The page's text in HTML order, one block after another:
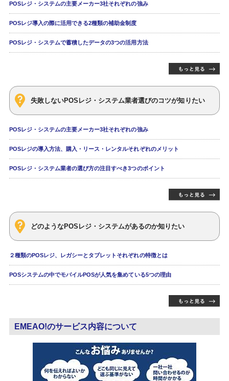
POSレジ・システムの主要メーカー3社それぞれの強み
POSレジ導入の際に活用できる2種類の補助金制度
POSレジ・システムで蓄積したデータの3つの活用方法
失敗しないPOSレジ・システム業者選びのコツが知りたい
POSレジ・システムの主要メーカー3社それぞれの強み
POSレジの導入方法、購入・リース・レンタルそれぞれのメリット
POSレジ・システム業者の選び方の注目すべき3つのポイント
どのようなPOSレジ・システムがあるのか知りたい
２種類のPOSレジ、レガシーとタブレットそれぞれの特徴とは
POSシステムの中でモバイルPOSが人気を集めている5つの理由
EMEAO!のサービス内容について